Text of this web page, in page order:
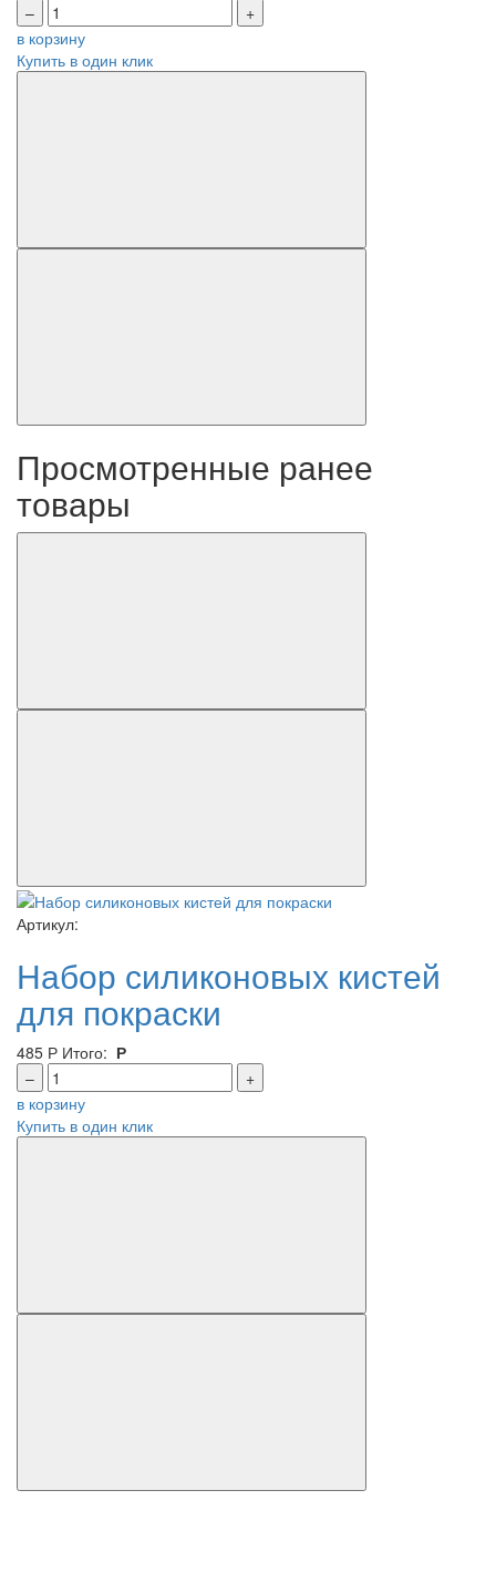
–
+
в корзину
Купить в один клик
Просмотренные ранее
товары
Артикул:
Набор силиконовых кистей
для покраски
485 Р Итого: Р
–
+
в корзину
Купить в один клик